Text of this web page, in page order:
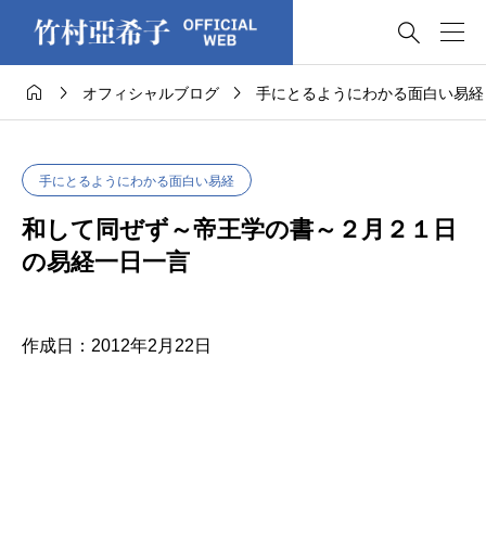

  オフィシャルブログ  手にとるようにわかる面白い易経
手にとるようにわかる面白い易経
和して同ぜず～帝王学の書～２月２１日
の易経一日一言
作成日：2012年2月22日